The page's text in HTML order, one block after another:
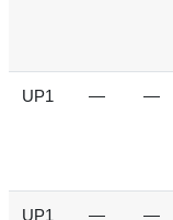
UP1 — —
UP1 — —